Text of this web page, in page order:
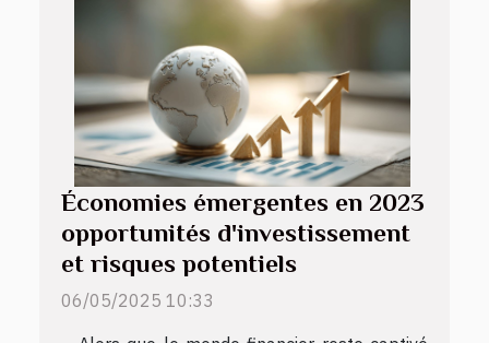
Économies émergentes en 2023
opportunités d'investissement
et risques potentiels
06/05/2025 10:33